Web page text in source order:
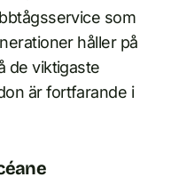
som
håller på
de viktigaste
är fortfarande i